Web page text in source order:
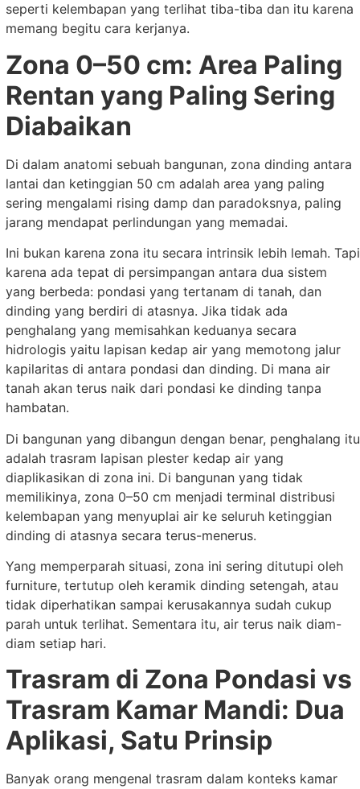
seperti kelembapan yang terlihat tiba-tiba dan itu karena
memang begitu cara kerjanya.
Zona 0–50 cm: Area Paling
Rentan yang Paling Sering
Diabaikan
Di dalam anatomi sebuah bangunan, zona dinding antara
lantai dan ketinggian 50 cm adalah area yang paling
sering mengalami rising damp dan paradoksnya, paling
jarang mendapat perlindungan yang memadai.
Ini bukan karena zona itu secara intrinsik lebih lemah. Tapi
karena ada tepat di persimpangan antara dua sistem
yang berbeda: pondasi yang tertanam di tanah, dan
dinding yang berdiri di atasnya. Jika tidak ada
penghalang yang memisahkan keduanya secara
hidrologis yaitu lapisan kedap air yang memotong jalur
kapilaritas di antara pondasi dan dinding. Di mana air
tanah akan terus naik dari pondasi ke dinding tanpa
hambatan.
Di bangunan yang dibangun dengan benar, penghalang itu
adalah trasram lapisan plester kedap air yang
diaplikasikan di zona ini. Di bangunan yang tidak
memilikinya, zona 0–50 cm menjadi terminal distribusi
kelembapan yang menyuplai air ke seluruh ketinggian
dinding di atasnya secara terus-menerus.
Yang memperparah situasi, zona ini sering ditutupi oleh
furniture, tertutup oleh keramik dinding setengah, atau
tidak diperhatikan sampai kerusakannya sudah cukup
parah untuk terlihat. Sementara itu, air terus naik diam-
diam setiap hari.
Trasram di Zona Pondasi vs
Trasram Kamar Mandi: Dua
Aplikasi, Satu Prinsip
Banyak orang mengenal trasram dalam konteks kamar